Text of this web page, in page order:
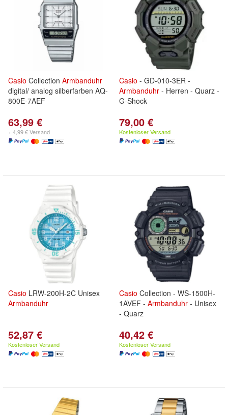
Casio Collection Armbanduhr
digital/ analog silberfarben AQ-
800E-7AEF
63,99 €
+ 4,99 € Versand
Casio - GD-010-3ER -
Armbanduhr - Herren - Quarz -
G-Shock
79,00 €
Kostenloser Versand
Casio LRW-200H-2C Unisex
Armbanduhr
52,87 €
Kostenloser Versand
Casio Collection - WS-1500H-
1AVEF - Armbanduhr - Unisex
- Quarz
40,42 €
Kostenloser Versand